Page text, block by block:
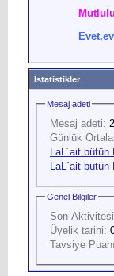
İstatistikler
Mesaj adeti
Mesaj adeti:
Günlük
LaL´ait bütün
LaL´ait bütün
Genel Bilgiler
Son
Üyelik tarihi:
Tavsiye